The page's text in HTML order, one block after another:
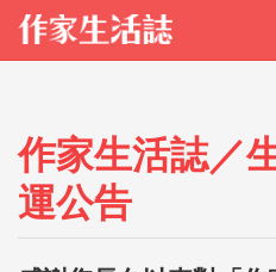
作家生活誌／
運公告